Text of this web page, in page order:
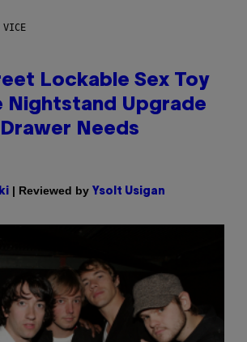
VICE
Lockable Sex Toy
Nightstand Upgrade
Needs
| Reviewed by Ysolt Usigan